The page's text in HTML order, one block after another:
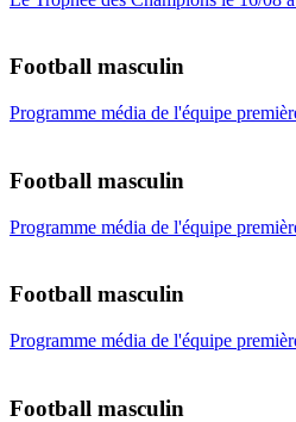
Football masculin
Programme média de l'équipe
Football masculin
Programme média de l'équipe
Football masculin
Programme média de l'équipe
Football masculin